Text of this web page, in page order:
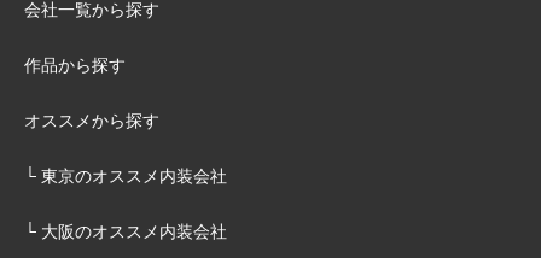
会社一覧から探す
作品から探す
オススメから探す
└ 東京のオススメ内装会社
└ 大阪のオススメ内装会社